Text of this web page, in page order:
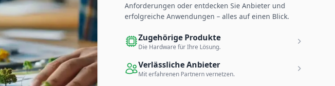
Anforderungen oder entdecken Sie Anbieter und
erfolgreiche Anwendungen – alles auf einen Blick.
Zugehörige Produkte
Die Hardware für Ihre Lösung.
Verlässliche Anbieter
Mit erfahrenen Partnern vernetzen.